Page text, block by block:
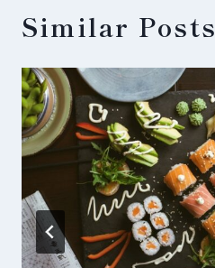
Similar Posts